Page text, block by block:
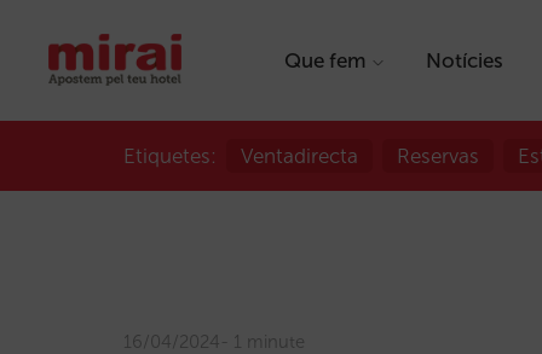
Que fem Notícies
Etiquetes: Ventadirecta Reservas
16/04/2024 1 minute